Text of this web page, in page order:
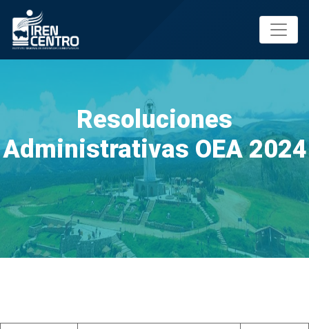
Prueba
Resoluciones
Administrativas OEA 2024